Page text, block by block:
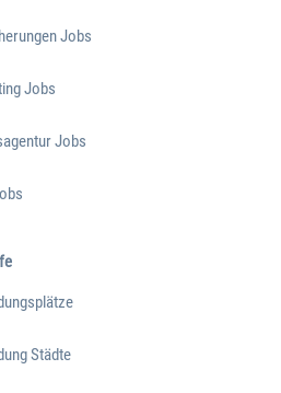
Jobs
Jobs
Jobs
Städte